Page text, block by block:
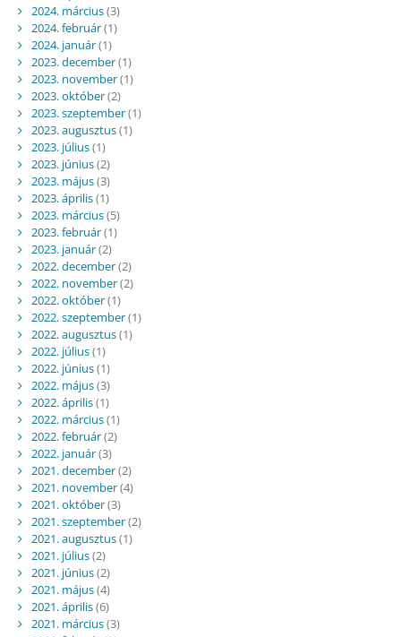
2024. március(3)
2024. február(1)
2024. január(1)
2023. december(1)
2023. november(1)
2023. október(2)
2023. szeptember(1)
2023. augusztus(1)
2023. július(1)
2023. június(2)
2023. május(3)
2023. április(1)
2023. március(5)
2023. február(1)
2023. január(2)
2022. december(2)
2022. november(2)
2022. október(1)
2022. szeptember(1)
2022. augusztus(1)
2022. július(1)
2022. június(1)
2022. május(3)
2022. április(1)
2022. március(1)
2022. február(2)
2022. január(3)
2021. december(2)
2021. november(4)
2021. október(3)
2021. szeptember(2)
2021. augusztus(1)
2021. július(2)
2021. június(2)
2021. május(4)
2021. április(6)
2021. március(3)